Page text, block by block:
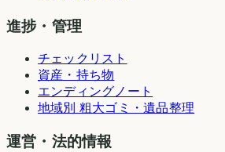
進捗・管理
チェックリスト
資産・持ち物
エンディングノート
地域別 粗大ゴミ・遺品整理
運営・法的情報